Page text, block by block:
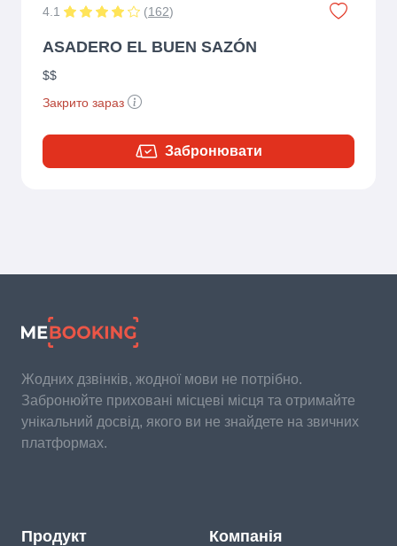
4.1 (162)
ASADERO EL BUEN SAZÓN
$$
Закрито зараз
Забронювати
Жодних дзвінків, жодної мови не потрібно.
Забронюйте приховані місцеві місця та отримайте
унікальний досвід, якого ви не знайдете на звичних
платформах.
Продукт Компанія